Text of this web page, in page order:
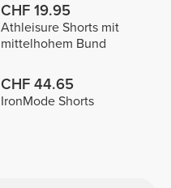
CHF 19.95
Athleisure Shorts mit
mittelhohem Bund
CHF 44.65
IronMode Shorts